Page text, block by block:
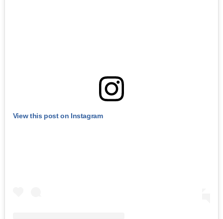
View this post on Instagram